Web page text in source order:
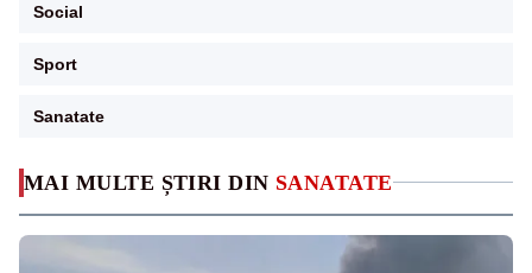
MAI MULTE ȘTIRI DIN SANATATE
Social
Sport
Sanatate